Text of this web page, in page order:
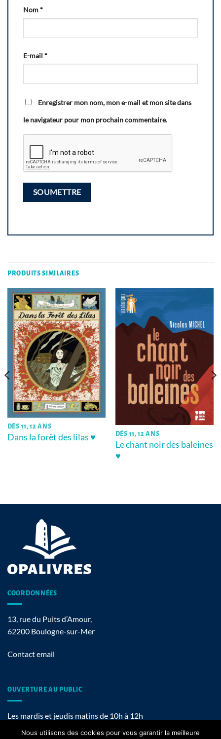
Nom*
E-mail *
Enregistrer mon nom, mon e-mail et mon site dans
le navigateur pour mon prochain commentaire.
PRODUITS SIMILAIRES
DÈS 11, 12 ANS
Dans la forêt des lilas ♥ DÈS 11, 12 ANS
Le chant noir des baleines
♥
COORDONNÉES
13, rue du Puits d’Amour,
62200 Boulogne-sur-Mer
Contact email
OUVERTURE AU PUBLIC
Les mardis et jeudis matins de 10h à 12h
Nous utilisons des cookies pour vous garantir la meilleure